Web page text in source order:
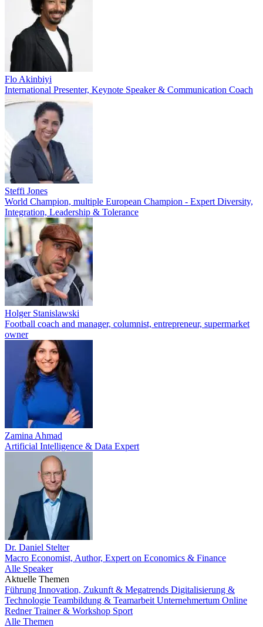
Flo Akinbiyi
International Presenter, Keynote Speaker & Communication Coach
Steffi Jones
World Champion, multiple European Champion - Expert Diversity,
Integration, Leadership & Tolerance
Holger Stanislawski
Football coach and manager, columnist, entrepreneur, supermarket
owner
Zamina Ahmad
Artificial Intelligence & Data Expert
Dr. Daniel Stelter
Macro Economist, Author, Expert on Economics & Finance
Alle Speaker
Aktuelle Themen
Führung Innovation, Zukunft & Megatrends Digitalisierung &
Technologie Teambildung & Teamarbeit Unternehmertum Online
RednerTrainer & Workshop Sport
Alle Themen